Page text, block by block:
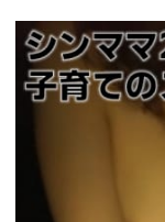
https://pcmax.jp/lp/?
ad_id=rm327007